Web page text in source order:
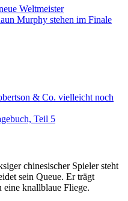
Weltmeister
Murphy stehen im Finale
& Co. vielleicht noch
Teil 5